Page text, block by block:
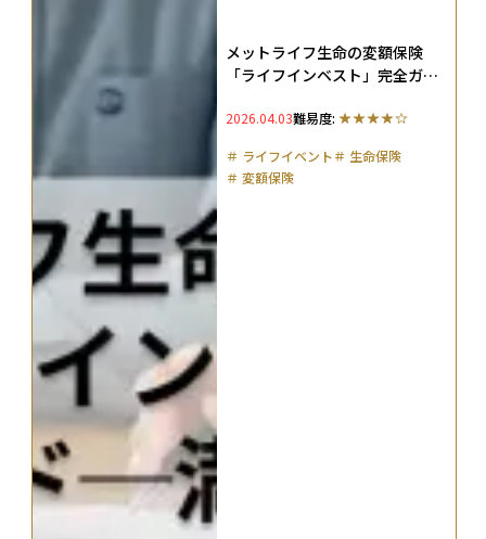
メットライフ生命の変額保険
「ライフインベスト」完全ガイ
特約・特別勘定まで網羅
2026.04.03難易度:
＃ ライフイベント＃ 生命保険
＃ 変額保険